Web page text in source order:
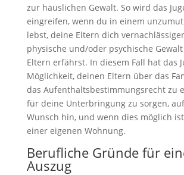
zur häuslichen Gewalt. So wird das
eingreifen, wenn du in einem
lebst, deine Eltern dich
physische und/oder psychische
Eltern erfährst. In diesem Fall hat das
Möglichkeit, deinen Eltern über das
das Aufenthaltsbestimmungsrecht zu
für deine Unterbringung zu sorgen,
Wunsch hin, und wenn dies möglich
einer eigenen Wohnung.
Berufliche Gründe für
Auszug